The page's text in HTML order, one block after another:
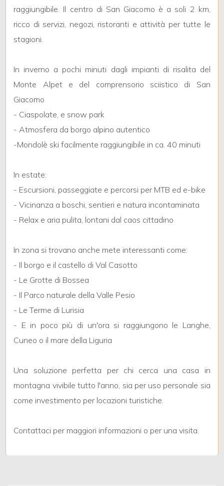
raggiungibile. Il centro di San Giacomo è a soli 2 km,
ricco di servizi, negozi, ristoranti e attività per tutte le
stagioni.
In inverno a pochi minuti dagli impianti di risalita del
Monte Alpet e del comprensorio sciistico di San
Giacomo
- Ciaspolate, e snow park
- Atmosfera da borgo alpino autentico
-Mondolè ski facilmente raggiungibile in ca. 40 minuti
In estate:
- Escursioni, passeggiate e percorsi per MTB ed e-bike
- Vicinanza a boschi, sentieri e natura incontaminata
- Relax e aria pulita, lontani dal caos cittadino
In zona si trovano anche mete interessanti come:
- Il borgo e il castello di Val Casotto
- Le Grotte di Bossea
- Il Parco naturale della Valle Pesio
- Le Terme di Lurisia
- E in poco più di un'ora si raggiungono le Langhe,
Cuneo o il mare della Liguria
Una soluzione perfetta per chi cerca una casa in
montagna vivibile tutto l'anno, sia per uso personale sia
come investimento per locazioni turistiche.
Contattaci per maggiori informazioni o per una visita.
1
2
3
Camere
minime
4
5
5+